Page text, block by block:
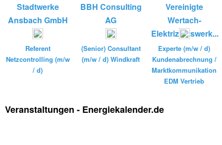
Stadtwerke
Ansbach GmbH
Referent
Netzcontrolling (m/w
/ d)
BBH Consulting
AG
(Senior) Consultant
(m/w / d) Windkraft
Vereinigte
Wertach-
Elektrizitätswerk...
Experte (m/w / d)
Kundenabrechnung /
Marktkommunikation
EDM Vertrieb
Veranstaltungen - Energiekalender.de